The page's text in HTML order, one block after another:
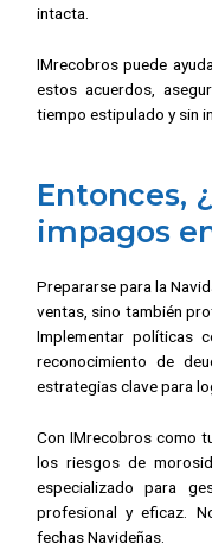
intacta.
IMrecobros puede
estos acuerdos,
tiempo estipulado y sin
Entonces,
impagos
Prepararse para la
ventas, sino también
Implementar políticas
reconocimiento de
estrategias clave para
Con IMrecobros como
los riesgos de
especializado para
profesional y eficaz.
fechas Navideñas.